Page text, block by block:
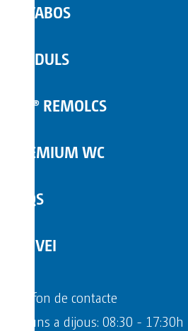
LAVABOS
MÒDULS
TOI® REMOLCS
PREMIUM WC
FAQS
SERVEI
Telèfon de contacte
Dilluns a dijous: 08:30 - 17:30h